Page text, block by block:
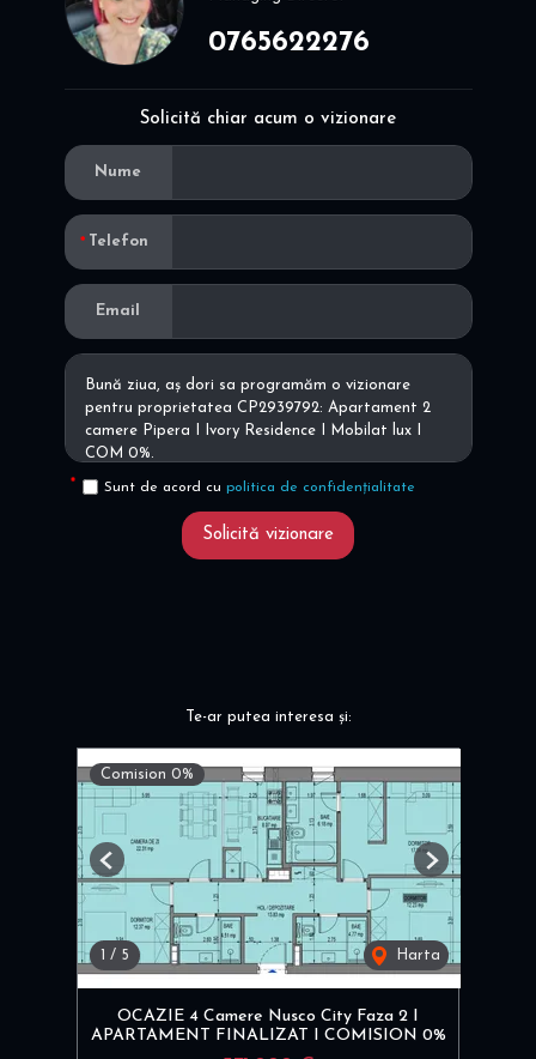
0765622276
Solicită chiar acum o vizionare
Nume
Telefon
Email
Sunt de acord cu politica de confidențialitate
Solicită vizionare
Te-ar putea interesa și:
Comision 0%
/ 5 Harta
Previous Next
OCAZIE 4 Camere Nusco City Faza 2 I
APARTAMENT FINALIZAT I COMISION 0%